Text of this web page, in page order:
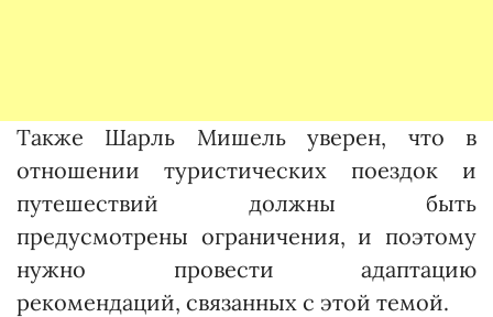
Также Шарль Мишель уверен, что в
отношении туристических поездок и
путешествий должны быть
предусмотрены ограничения, и поэтому
нужно провести адаптацию
рекомендаций, связанных с этой темой.